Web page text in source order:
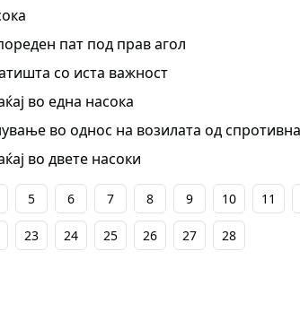
пат под прав агол
со иста важност
во една насока
во однос на возилата од
во двете насоки
5 6 7 8 9 10 11
23 24 25 26 27 28